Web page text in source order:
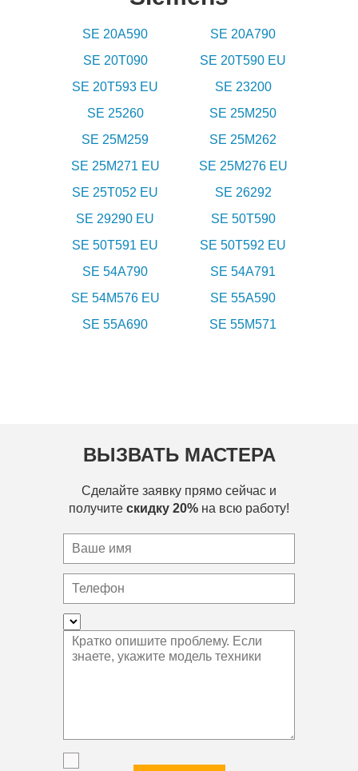
SE 20A590
SE 20A790
SE 20T090
SE 20T590 EU
SE 20T593 EU
SE 23200
SE 25260
SE 25M250
SE 25M259
SE 25M262
SE 25M271 EU
SE 25M276 EU
SE 25T052 EU
SE 26292
SE 29290 EU
SE 50T590
SE 50T591 EU
SE 50T592 EU
SE 54A790
SE 54A791
SE 54M576 EU
SE 55A590
SE 55A690
SE 55M571
ВЫЗВАТЬ МАСТЕРА
Сделайте заявку прямо сейчас и
получите скидку 20% на всю работу!